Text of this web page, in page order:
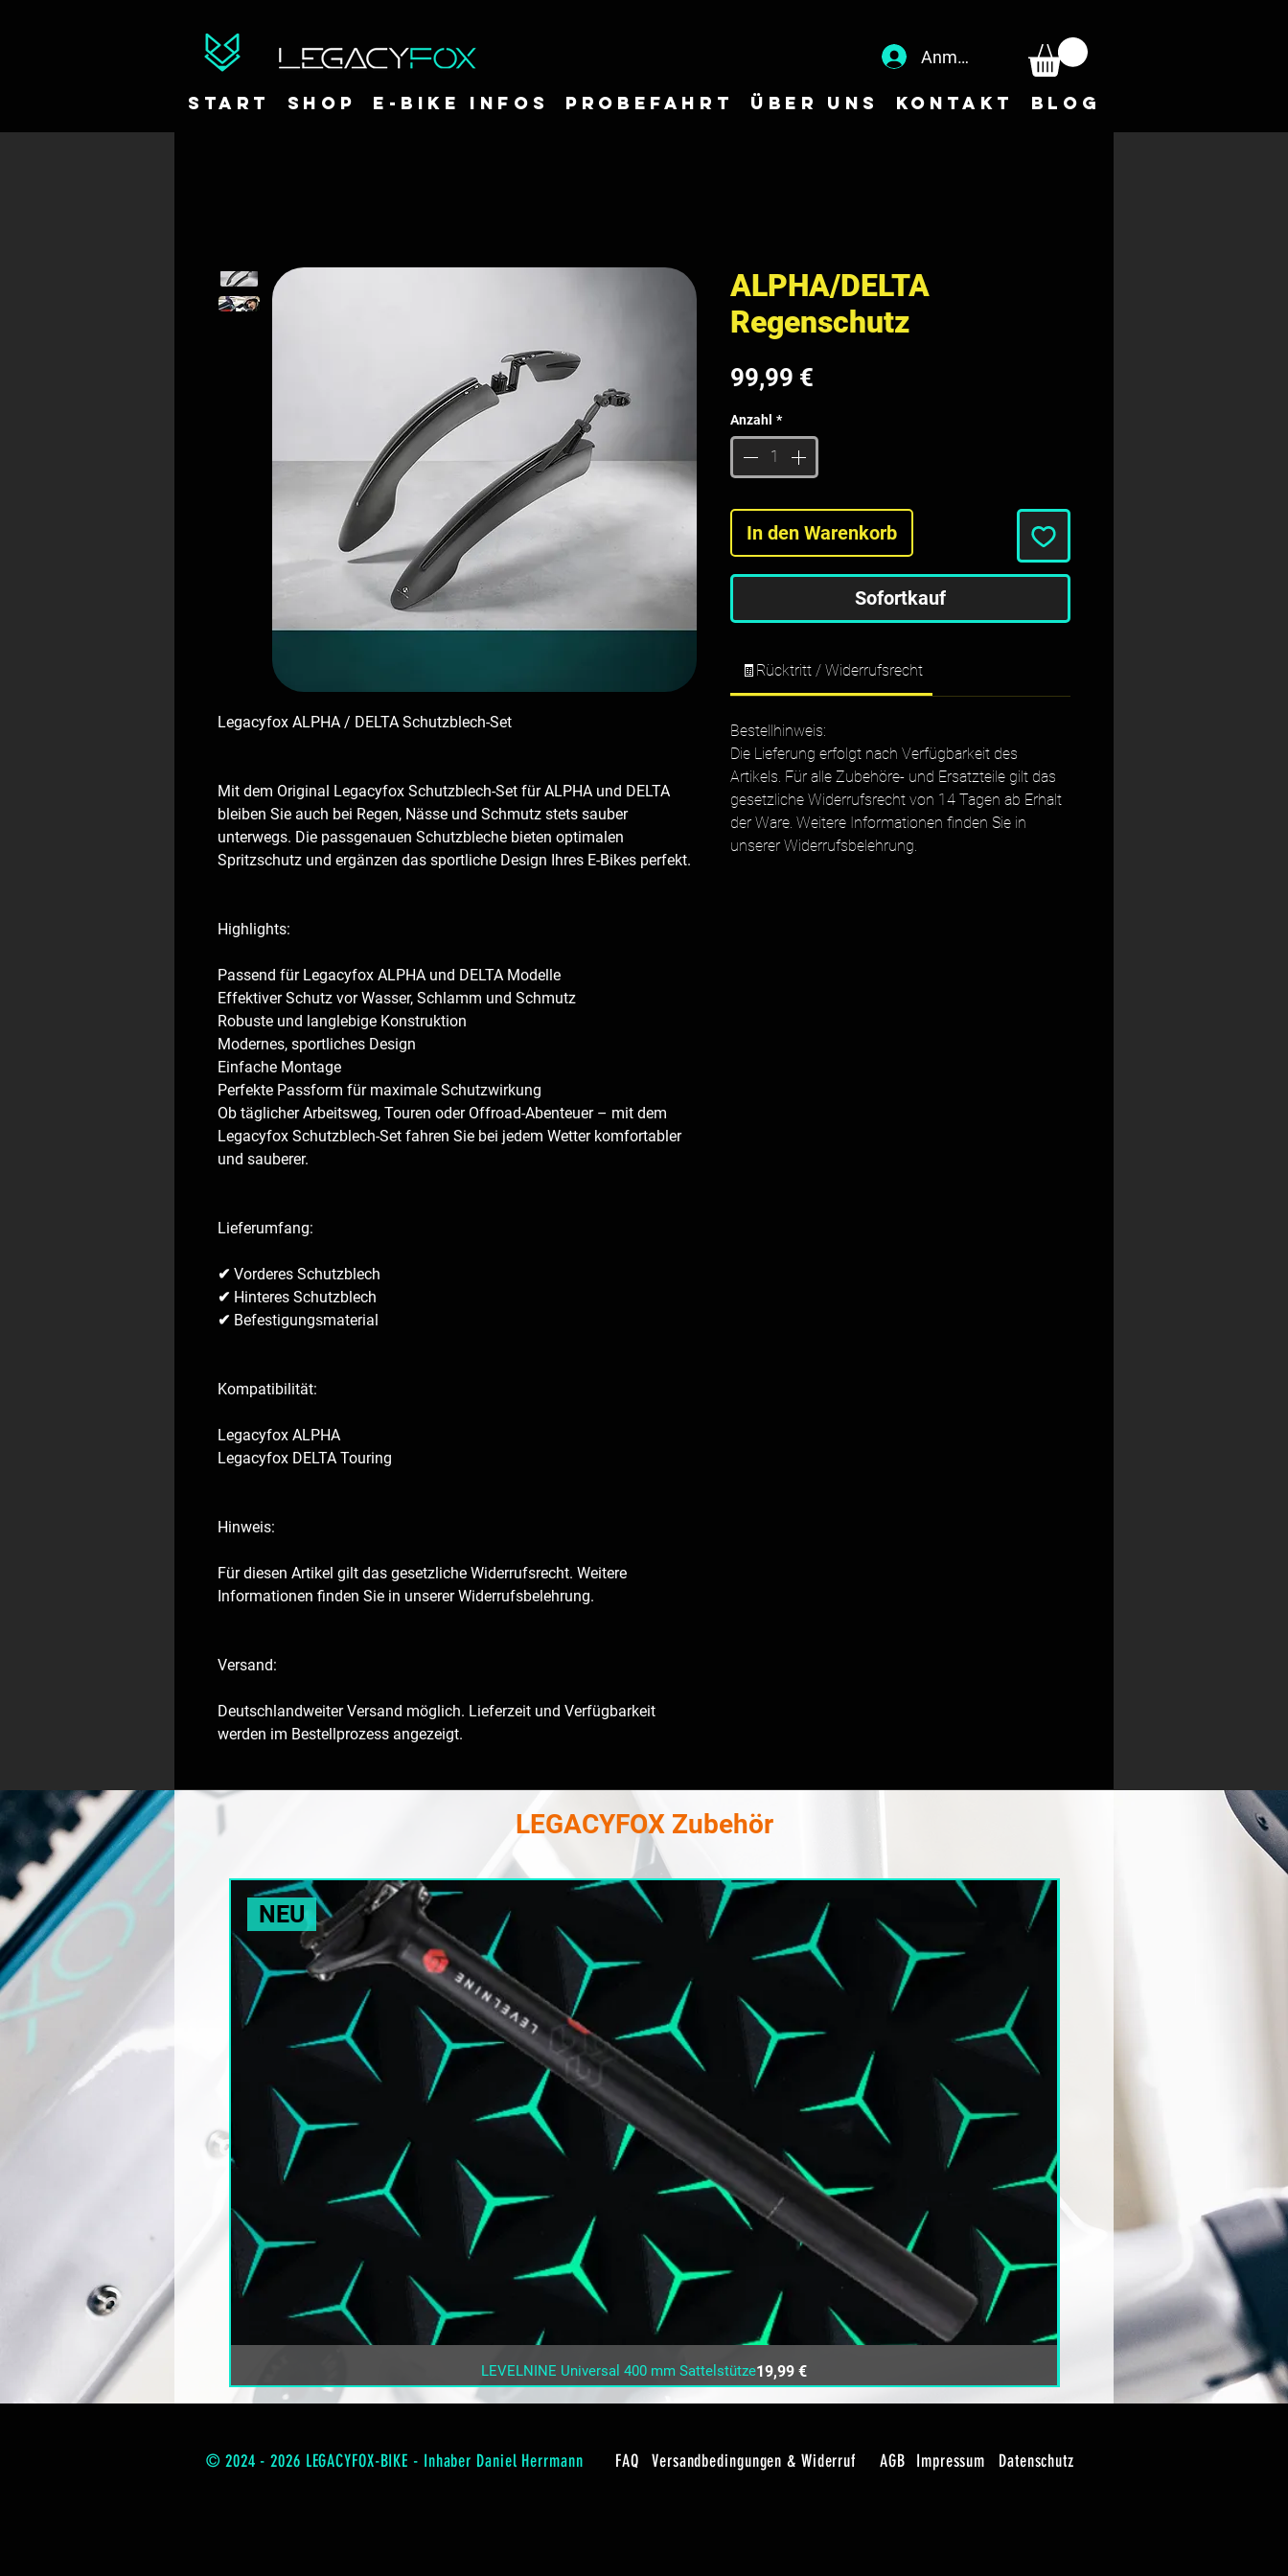
Anmelden
START Shop E-BIKE INFOS Probefahrt ÜBER UNS Kontakt Blog
Legacyfox ALPHA / DELTA Schutzblech-Set
Mit dem Original Legacyfox Schutzblech-Set für ALPHA und DELTA
bleiben Sie auch bei Regen, Nässe und Schmutz stets sauber
unterwegs. Die passgenauen Schutzbleche bieten optimalen
Spritzschutz und ergänzen das sportliche Design Ihres E-Bikes perfekt.
Highlights:
Passend für Legacyfox ALPHA und DELTA Modelle
Effektiver Schutz vor Wasser, Schlamm und Schmutz
Robuste und langlebige Konstruktion
Modernes, sportliches Design
Einfache Montage
Perfekte Passform für maximale Schutzwirkung
Ob täglicher Arbeitsweg, Touren oder Offroad-Abenteuer – mit dem
Legacyfox Schutzblech-Set fahren Sie bei jedem Wetter komfortabler
und sauberer.
Lieferumfang:
✔ Vorderes Schutzblech
✔ Hinteres Schutzblech
✔ Befestigungsmaterial
Kompatibilität:
Legacyfox ALPHA
Legacyfox DELTA Touring
Hinweis:
Für diesen Artikel gilt das gesetzliche Widerrufsrecht. Weitere
Informationen finden Sie in unserer Widerrufsbelehrung.
Versand:
Deutschlandweiter Versand möglich. Lieferzeit und Verfügbarkeit
werden im Bestellprozess angezeigt.
ALPHA/DELTA
Regenschutz
99,99 €
Anzahl *
In den Warenkorb
Sofortkauf
🧾Rücktritt / Widerrufsrecht
Bestellhinweis:
Die Lieferung erfolgt nach Verfügbarkeit des
Artikels. Für alle Zubehöre- und Ersatzteile gilt das
gesetzliche Widerrufsrecht von 14 Tagen ab Erhalt
der Ware. Weitere Informationen finden Sie in
unserer Widerrufsbelehrung.
LEGACYFOX Zubehör
Schnellansicht
NEU
LEVELNINE Universal 400 mm SattelstützePreis
19,99 €
© 2024 - 2026 LEGACYFOX-BIKE - Inhaber Daniel Herrmann FAQ Versandbedingungen & Widerruf AGB Impressum Datenschutz